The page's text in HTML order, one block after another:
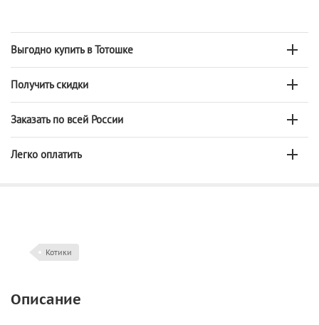
Выгодно купить в Тотошке
Получить скидки
Заказать по всей России
Легко оплатить
Котики
Описание